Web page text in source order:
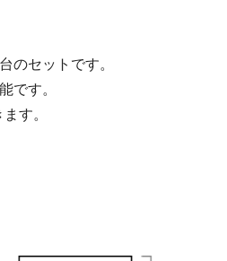
のセットです。
です。
ットできます。